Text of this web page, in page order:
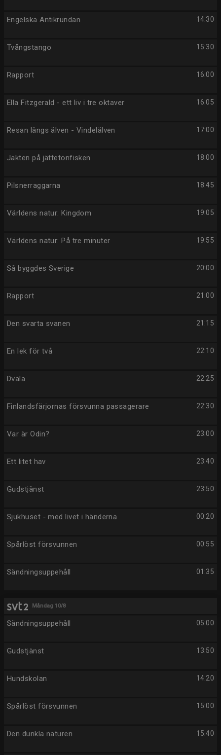
14:30
Engelska Antikrundan
15:30
Tvångstango
16:00
Rapport
16:05
Ella Fitzgerald - ett liv i tre oktaver
17:00
Resan längs älven - Vindelälven
18:00
Jakten på jättetonfisken
18:45
Pilsnerraggarna
19:05
Världens natur: Kingdom
19:55
Världens natur: På tre minuter
20:00
Så byggdes Sverige
21:00
Rapport
21:15
Den svarta svanen
22:10
En lek för två
22:25
Dvala
22:30
Finlandsfärjornas försvunna passagerare
23:00
Var är Odin?
23:40
Ett litet hav
23:50
Gudstjänst
00:20
Sjukhuset - med livet i händerna
00:55
Spårlöst försvunnen
01:35
Sändningsuppehåll
Måndag 10/8
05:00
Sändningsuppehåll
13:50
Gudstjänst
14:20
Hundskolan
15:00
Spårlöst försvunnen
15:40
Den dunkla naturen